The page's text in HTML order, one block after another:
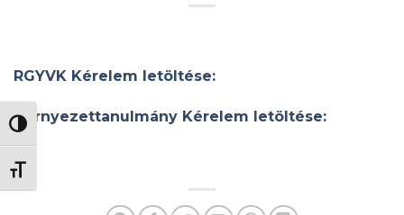
NAGY KONTRASZT VÁLTÁSA
BETŰMÉRET VÁLTÁSA
RGYVK Kérelem letöltése:
Környezettanulmány Kérelem letöltése: